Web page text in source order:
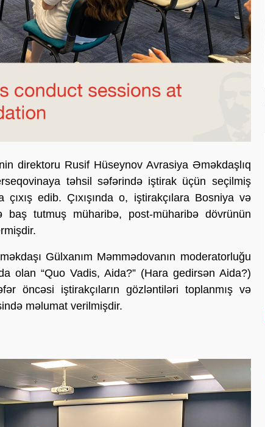
direktoru Rusif Hüseynov Avrasiya Əməkdaşlıq
təhsil səfərində iştirak üçün seçilmiş
çıxış edib. Çıxışında o, iştirakçılara Bosniya və
baş tutmuş müharibə, post-müharibə dövrünün
Gülxanım Məmmədovanın moderatorluğu
olan “Quo Vadis, Aida?” (Hara gedirsən Aida?)
öncəsi iştirakçıların gözləntiləri toplanmış və
məlumat verilmişdir.